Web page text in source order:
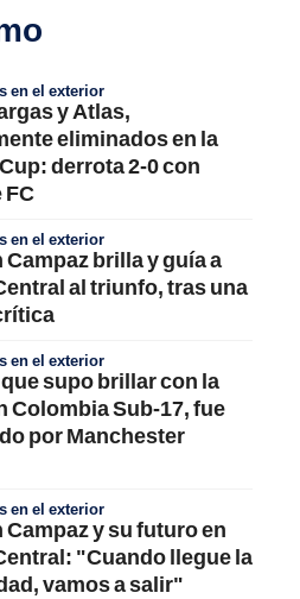
en el exterior
y Atlas,
eliminados en la
derrota 2-0 con
FC
en el exterior
brilla y guía a
al triunfo, tras una
en el exterior
supo brillar con la
Colombia Sub-17, fue
por Manchester
en el exterior
y su futuro en
"Cuando llegue la
vamos a salir"